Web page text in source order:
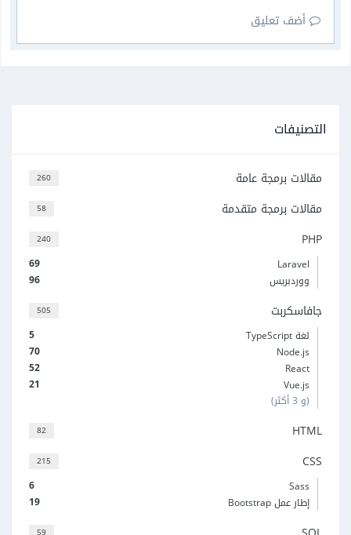
أضف تعليق
التصنيفات
260 مقالات برمجة عامة
58 مقالات برمجة متقدمة
240 PHP
69
Laravel
96
ووردبريس
505 جافاسكربت
5
لغة TypeScript
70
Node.js
52
React
21
Vue.js
(و 3 أكثر)
82 HTML
215 CSS
6
Sass
19
إطار عمل Bootstrap